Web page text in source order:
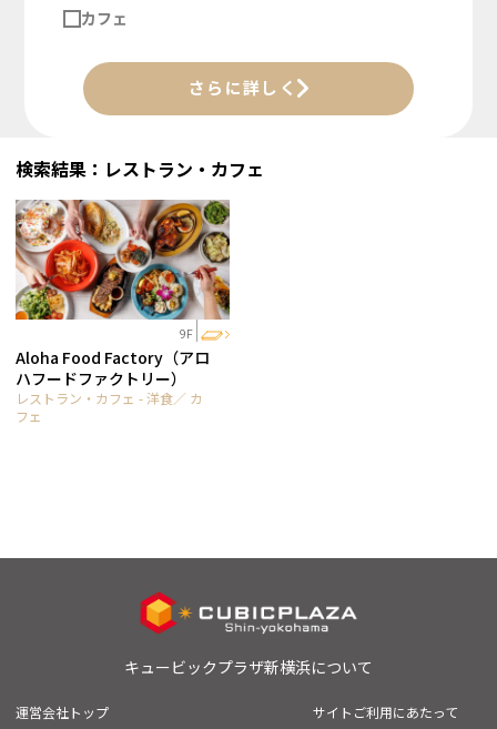
カフェ
さらに詳しく
検索結果：レストラン・カフェ
9F
Aloha Food Factory（アロ
ハフードファクトリー）
レストラン・カフェ - 洋食／ カ
フェ
キュービックプラザ新横浜について
運営会社トップ サイトご利用にあたって